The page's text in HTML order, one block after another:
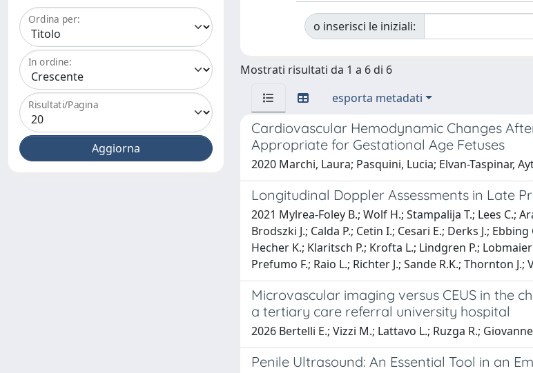
Ordina per:
In ordine:
Risultati/Pagina
o inserisci le iniziali:
Mostrati risultati da 1 a 6 di 6
esporta metadati
Cardiovascular Hemodynamic Changes
Appropriate for Gestational Age Fetuses
2020 Marchi, Laura; Pasquini, Lucia; Elvan-Taspinar,
Longitudinal Doppler Assessments in Late
2021 Mylrea-Foley B.; Wolf H.; Stampalija T.; Lees C.;
Brodszki J.; Calda P.; Cetin I.; Cesari E.; Derks J.;
Hecher K.; Klaritsch P.; Krofta L.; Lindgren P.;
Prefumo F.; Raio L.; Richter J.; Sande R.K.; Thornton J.;
Microvascular imaging versus CEUS in the
a tertiary care referral university hospital
2026 Bertelli E.; Vizzi M.; Lattavo L.; Ruzga R.;
Penile Ultrasound: An Essential Tool in an